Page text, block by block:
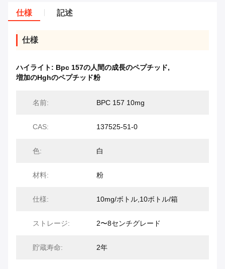
仕様 記述
仕様
ハイライト: Bpc 157の人間の成長のペプチッド,
増加のHghのペプチッド粉
名前: BPC 157 10mg
CAS: 137525-51-0
色: 白
材料: 粉
仕様: 10mg/ボトル,10ボトル/箱
ストレージ: 2〜8センチグレード
貯蔵寿命: 2年